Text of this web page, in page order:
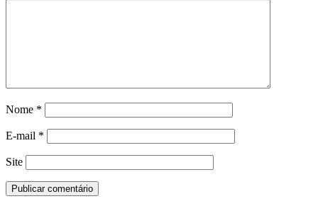
Nome *
E-mail *
Site